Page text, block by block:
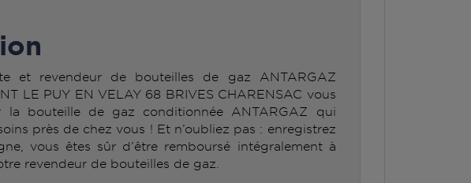
et revendeur de bouteilles de gaz ANTARGAZ
LE PUY EN VELAY 68 BRIVES CHARENSAC vous
la bouteille de gaz conditionnée ANTARGAZ qui
près de chez vous ! Et n’oubliez pas : enregistrez
vous êtes sûr d’être remboursé intégralement à
revendeur de bouteilles de gaz.